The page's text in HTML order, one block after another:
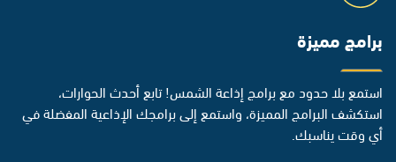
برامج مميزة
استمع بلا حدود مع برامج إذاعة الشمس! تابع أحدث الحوارات،
استكشف البرامج المميزة، واستمع إلى برامجك الإذاعية المفضلة في
أي وقت يناسبك.